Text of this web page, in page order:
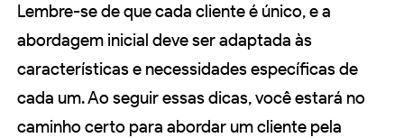
Lembre-se de que cada cliente é único, e a
abordagem inicial deve ser adaptada às
características e necessidades específicas de
cada um. Ao seguir essas dicas, você estará no
caminho certo para abordar um cliente pela